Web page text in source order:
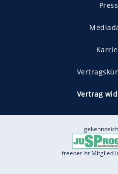
Vertrag
freenet ist Mitglied